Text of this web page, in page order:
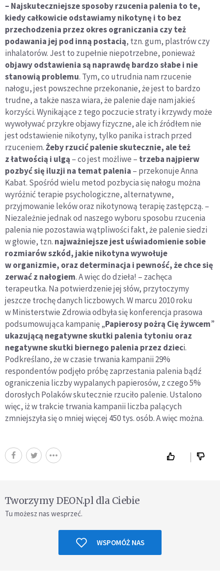
– Najskuteczniejsze sposoby rzucenia palenia to te,
kiedy całkowicie odstawiamy nikotynę i to bez
przechodzenia przez okres ograniczania czy też
podawania jej pod inną postacią, tzn. gum, plastrów czy
inhalatorów. Jest to zupełnie niepotrzebne, ponieważ
objawy odstawienia są naprawdę bardzo słabe i nie
stanowią problemu. Tym, co utrudnia nam rzucenie
nałogu, jest powszechne przekonanie, że jest to bardzo
trudne, a także nasza wiara, że palenie daje nam jakieś
korzyści. Wynikające z tego poczucie straty i krzywdy może
wywoływać przykre objawy fizyczne, ale ich źródłem nie
jest odstawienie nikotyny, tylko panika i strach przed
rzuceniem.Żeby rzucić palenie skutecznie, ale też
z łatwością i ulgą – co jest możliwe – trzeba najpierw
pozbyć się iluzji na temat palenia – przekonuje Anna
Kabat. Spośród wielu metod pozbycia się nałogu można
wyróżnić terapie psychologiczne, alternatywne,
przyjmowanie leków oraz nikotynową terapię zastępczą. –
Niezależnie jednak od naszego wyboru sposobu rzucenia
palenia nie pozostawia wątpliwości fakt, że palenie siedzi
w głowie, tzn. najważniejsze jest uświadomienie sobie
rozmiarów szkód, jakie nikotyna wywołuje
w organizmie, oraz determinacja i pewność, że chce się
zerwać z nałogiem. A więc do dzieła! – zachęca
terapeutka. Na potwierdzenie jej słów, przytoczymy
jeszcze trochę danych liczbowych. W marcu 2010 roku
w Ministerstwie Zdrowia odbyła się konferencja prasowa
podsumowująca kampanię „Papierosy pożrą Cię żywcem”
ukazującą negatywne skutki palenia tytoniu oraz
negatywne skutki biernego palenia przez dzieci.
Podkreślano, że w czasie trwania kampanii 29%
respondentów podjęło próbę zaprzestania palenia bądź
ograniczenia liczby wypalanych papierosów, z czego 5%
dorosłych Polaków skutecznie rzuciło palenie. Ustalono
więc, iż w trakcie trwania kampanii liczba palących
zmniejszyła się o mniej więcej 450 tys. osób. A więc można.
Tworzymy DEON.pl dla Ciebie
Tu możesz nas wesprzeć.
WSPOMÓŻ NAS